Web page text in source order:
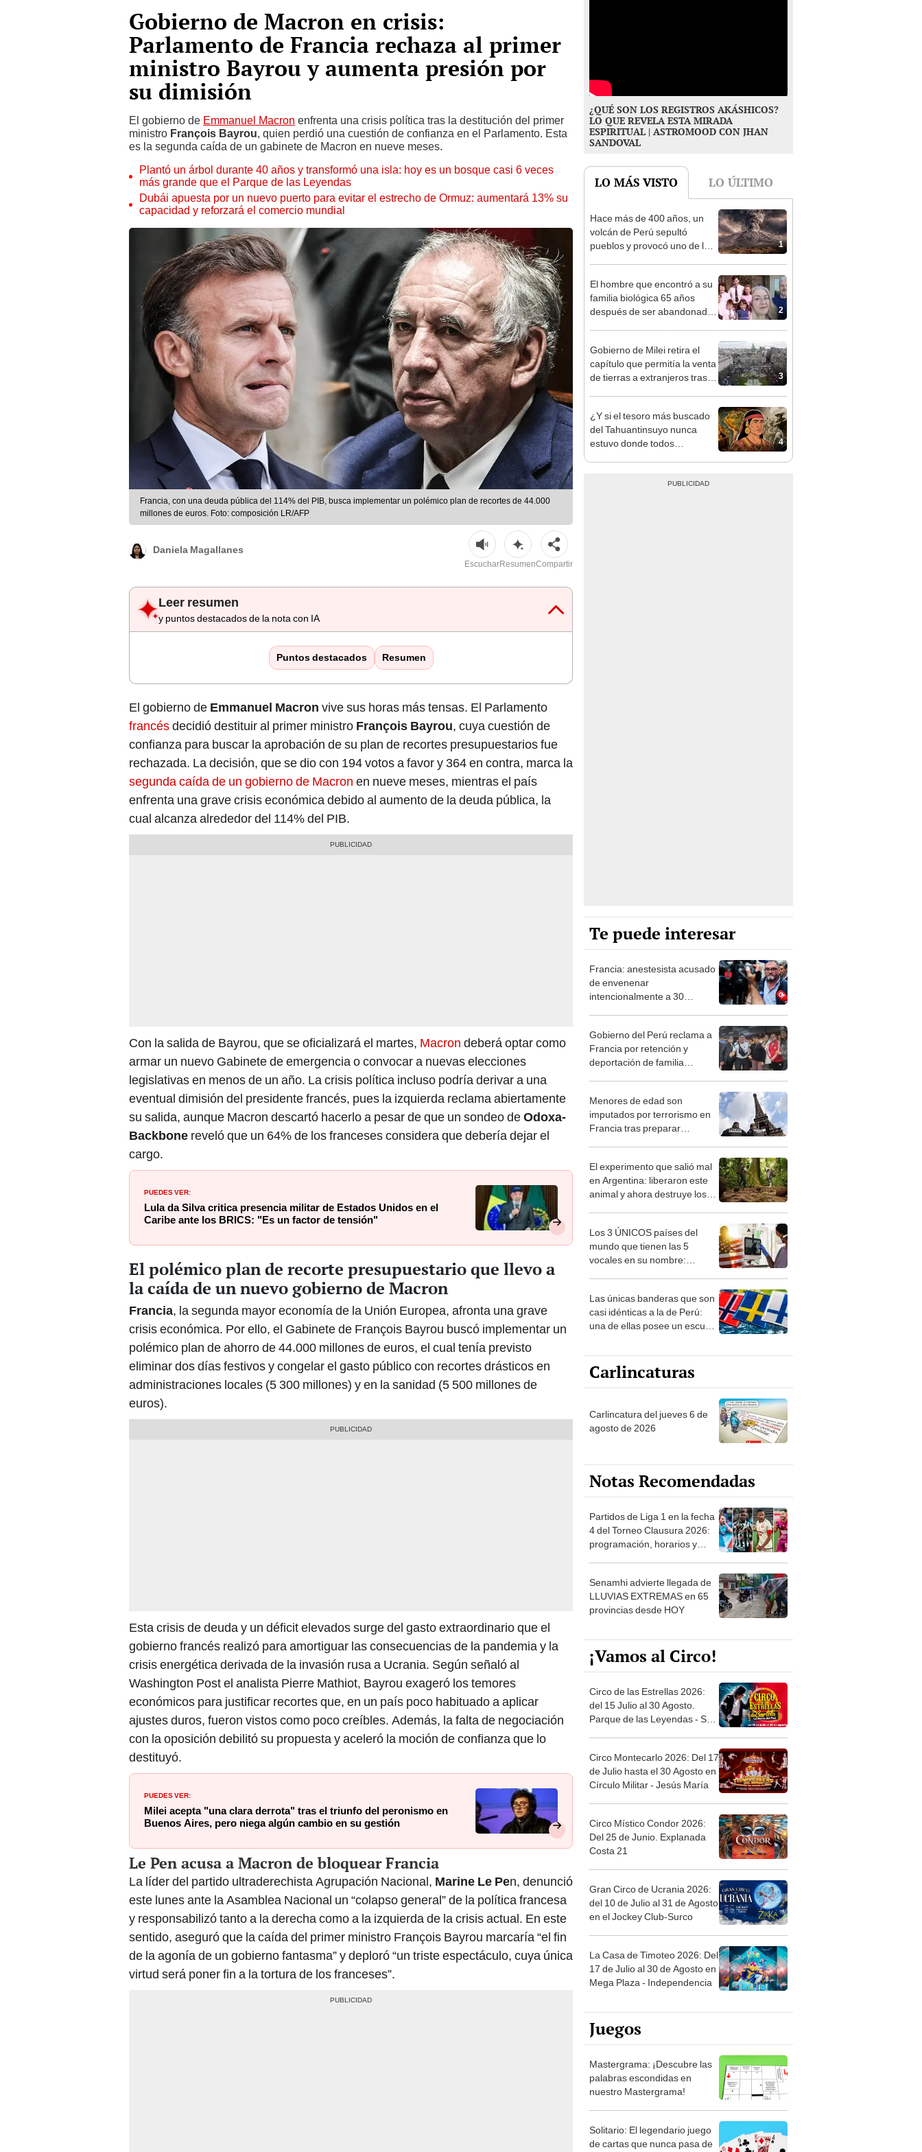
Gobierno de Macron en crisis:
Parlamento de Francia rechaza al primer
ministro Bayrou y aumenta presión por
su dimisión
El gobierno de Emmanuel Macron enfrenta una crisis política tras la destitución del primer
ministro François Bayrou, quien perdió una cuestión de confianza en el Parlamento. Esta
es la segunda caída de un gabinete de Macron en nueve meses.
Plantó un árbol durante 40 años y transformó una isla: hoy es un bosque casi 6 veces
más grande que el Parque de las Leyendas
Dubái apuesta por un nuevo puerto para evitar el estrecho de Ormuz: aumentará 13% su
capacidad y reforzará el comercio mundial
Francia, con una deuda pública del 114% del PIB, busca implementar un polémico plan de recortes de 44.000
millones de euros. Foto: composición LR/AFP
Daniela Magallanes
EscucharResumenCompartir
Leer resumen
y puntos destacados de la nota con IA
Puntos destacados Resumen
El gobierno de Emmanuel Macron vive sus horas más tensas. El Parlamento
francésdecidió destituir al primer ministro François Bayrou, cuya cuestión de
confianza para buscar la aprobación de su plan de recortes presupuestarios fue
rechazada. La decisión, que se dio con 194 votos a favor y 364 en contra, marca la
segunda caída de un gobierno de Macron en nueve meses, mientras el país
enfrenta una grave crisis económica debido al aumento de la deuda pública, la
cual alcanza alrededor del 114% del PIB.
Con la salida de Bayrou, que se oficializará el martes, Macron deberá optar como
armar un nuevo Gabinete de emergencia o convocar a nuevas elecciones
legislativas en menos de un año. La crisis política incluso podría derivar a una
eventual dimisión del presidente francés, pues la izquierda reclama abiertamente
su salida, aunque Macron descartó hacerlo a pesar de que un sondeo deOdoxa-
Backbone reveló que un 64% de los franceses considera que debería dejar el
cargo.
PUEDES VER:
Lula da Silva critica presencia militar de Estados Unidos en el
Caribe ante los BRICS: "Es un factor de tensión"
El polémico plan de recorte presupuestario que llevo a
la caída de un nuevo gobierno de Macron
Francia, la segunda mayor economía de la Unión Europea, afronta una grave
crisis económica. Por ello, el Gabinete de François Bayrou buscó implementar un
polémico plan de ahorro de 44.000 millones de euros, el cual tenía previsto
eliminar dos días festivos y congelar el gasto público con recortes drásticos en
administraciones locales (5 300 millones) y en la sanidad (5 500 millones de
euros).
Esta crisis de deuda y un déficit elevados surge del gasto extraordinario que el
gobierno francés realizó para amortiguar las consecuencias de la pandemia y la
crisis energética derivada de la invasión rusa a Ucrania. Según señaló al
Washington Post el analista Pierre Mathiot, Bayrou exageró los temores
económicos para justificar recortes que, en un país poco habituado a aplicar
ajustes duros, fueron vistos como poco creíbles. Además, la falta de negociación
con la oposición debilitó su propuesta y aceleró la moción de confianza que lo
destituyó.
PUEDES VER:
Milei acepta "una clara derrota" tras el triunfo del peronismo en
Buenos Aires, pero niega algún cambio en su gestión
Le Pen acusa a Macron de bloquear Francia
La líder del partido ultraderechista Agrupación Nacional, Marine Le Pen, denunció
este lunes ante la Asamblea Nacional un “colapso general” de la política francesa
y responsabilizó tanto a la derecha como a la izquierda de la crisis actual. En este
sentido, aseguró que la caída del primer ministro François Bayrou marcaría “el fin
de la agonía de un gobierno fantasma” y deploró “un triste espectáculo, cuya única
virtud será poner fin a la tortura de los franceses”.
¿QUÉ SON LOS REGISTROS AKÁSHICOS?
LO QUE REVELA ESTA MIRADA
ESPIRITUAL | ASTROMOOD CON JHAN
SANDOVAL
LO MÁS VISTO LO ÚLTIMO
1
Hace más de 400 años, un
volcán de Perú sepultó
pueblos y provocó uno de los
2
El hombre que encontró a su
familia biológica 65 años
después de ser abandonado:
3
Gobierno de Milei retira el
capítulo que permitía la venta
de tierras a extranjeros tras el
4
¿Y si el tesoro más buscado
del Tahuantinsuyo nunca
estuvo donde todos
Te puede interesar
Francia: anestesista acusado
de envenenar
intencionalmente a 30
Gobierno del Perú reclama a
Francia por retención y
deportación de familia
peruano"
Menores de edad son
imputados por terrorismo en
Francia tras preparar
El experimento que salió mal
en Argentina: liberaron este
animal y ahora destruye los
Los 3 ÚNICOS países del
mundo que tienen las 5
vocales en su nombre:
Las únicas banderas que son
casi idénticas a la de Perú:
una de ellas posee un escudo
Carlincaturas
Carlincatura del jueves 6 de
agosto de 2026
Notas Recomendadas
Partidos de Liga 1 en la fecha
4 del Torneo Clausura 2026:
programación, horarios y
Senamhi advierte llegada de
LLUVIAS EXTREMAS en 65
provincias desde HOY
¡Vamos al Circo!
Circo de las Estrellas 2026:
del 15 Julio al 30 Agosto.
Parque de las Leyendas - San
Circo Montecarlo 2026: Del 17
de Julio hasta el 30 Agosto en
Círculo Militar - Jesús María
Circo Místico Condor 2026:
Del 25 de Junio. Explanada
Costa 21
Gran Circo de Ucrania 2026:
del 10 de Julio al 31 de Agosto
en el Jockey Club-Surco
La Casa de Timoteo 2026: Del
17 de Julio al 30 de Agosto en
Mega Plaza - Independencia
Juegos
Mastergrama: ¡Descubre las
palabras escondidas en
nuestro Mastergrama!
Solitario: El legendario juego
de cartas que nunca pasa de